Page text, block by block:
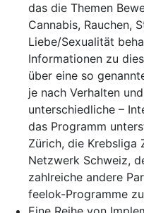
das die Themen
Cannabis, Rauchen,
Liebe/Sexualität
Informationen zu
über eine so
je nach Verhalten
unterschiedliche –
das Programm
Zürich, die Krebsliga
Netzwerk Schweiz,
zahlreiche andere
feelok-Programme